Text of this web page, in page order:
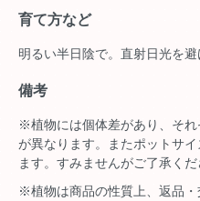
育て方など
明るい半日陰で。直射日光を避
備考
※植物には個体差があり、そ
が異なります。またポットサ
ます。すみませんがご了承くだ
※植物は商品の性質上、返品